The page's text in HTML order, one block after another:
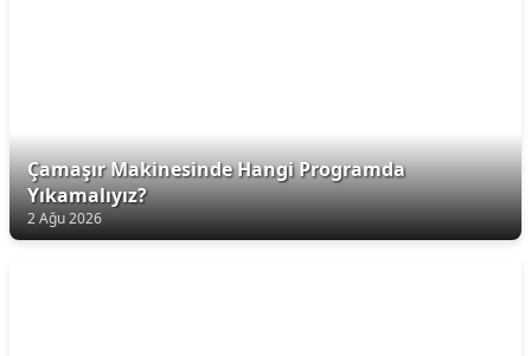
Çamaşır Makinesinde Hangi Programda
Yıkamalıyız?
2 Ağu 2026